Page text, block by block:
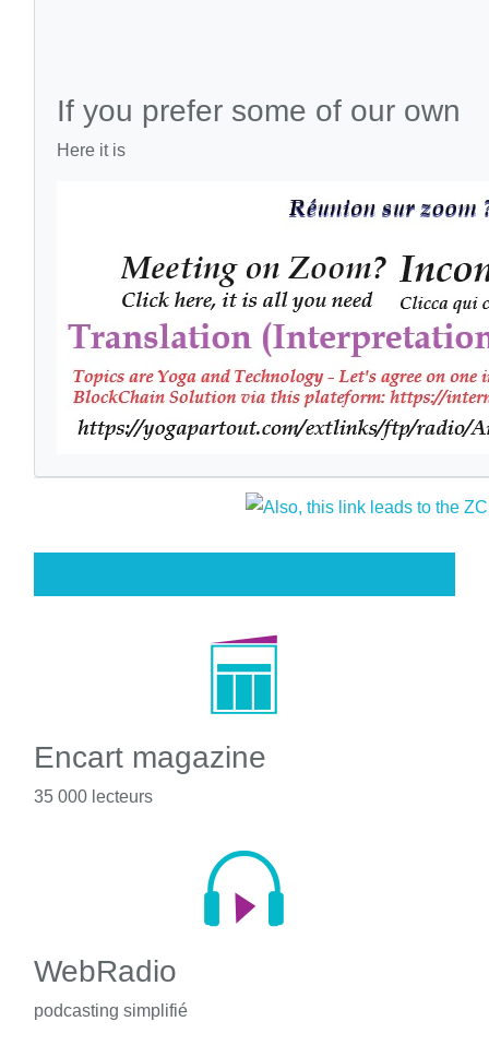
If you prefer some of our own
Here it is
Encart magazine
35 000 lecteurs
WebRadio
podcasting simplifié